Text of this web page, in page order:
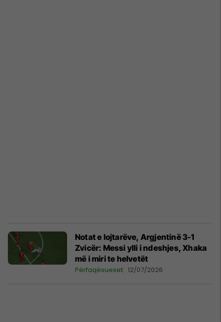
Notat e lojtarëve, Argjentinë 3-1
Zvicër: Messi ylli i ndeshjes, Xhaka
më i miri te helvetët
Përfaqësueset 12/07/2026